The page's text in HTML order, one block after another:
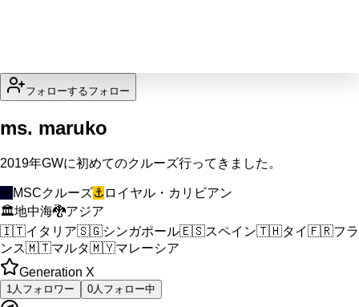
フォローするフォロー
ms. maruko
2019年GWに初めてのクルーズ行ってきました。
💎MSCクルーズ⚓ ロイヤル・カリビアン
🏛️地中海🐉アジア
🇮🇹イタリア🇸🇬シンガポール🇪🇸スペイン🇹🇭タイ🇫🇷フラ
ンス🇲🇹マルタ🇲🇾マレーシア
Generation X
1 人 フォロワー 0 人 フォロー中